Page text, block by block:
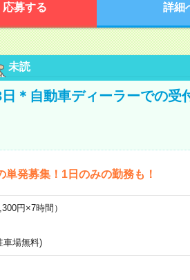
応募する 詳細
未読
＊自動車ディーラーでの受
発募集！1日のみの勤務も！
円×7時間）
車場無料)